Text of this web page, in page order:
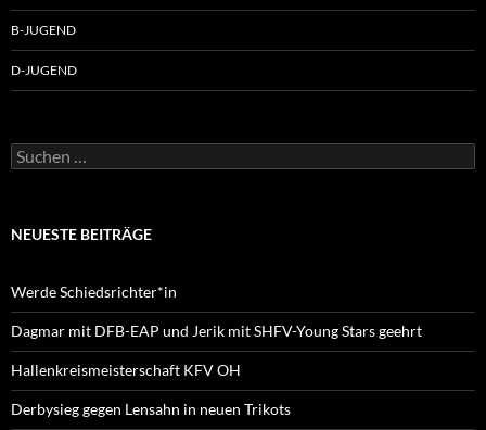
B-JUGEND
D-JUGEND
Suche
nach:
NEUESTE BEITRÄGE
Werde Schiedsrichter*in
Dagmar mit DFB-EAP und Jerik mit SHFV-Young Stars geehrt
Hallenkreismeisterschaft KFV OH
Derbysieg gegen Lensahn in neuen Trikots